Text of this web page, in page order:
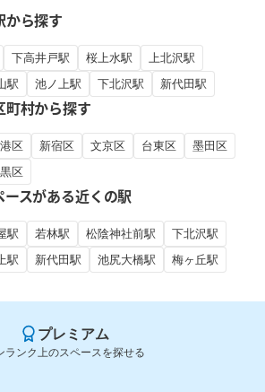
から探す
下高井戸駅 桜上水駅
上北沢駅
駅 池ノ上駅 下北沢駅 新代田駅
町村から探す
港区 新宿区 文京区 台東区
墨田区
区
スがある近くの駅
駅 若林駅 松陰神社前駅
下北沢駅
駅 新代田駅 池尻大橋駅 梅ヶ丘駅
プレミアム
ランク上のスペースを探せる